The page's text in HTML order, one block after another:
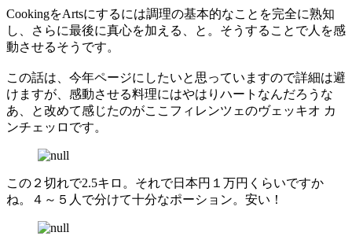
CookingをArtsにするには調理の基本的なことを完全に熟知
し、さらに最後に真心を加える、と。そうすることで人を感
動させるそうです。
この話は、今年ページにしたいと思っていますので詳細は避
けますが、感動させる料理にはやはりハートなんだろうな
あ、と改めて感じたのがここフィレンツェのヴェッキオ カ
ンチェッロです。
この２切れで2.5キロ。それで日本円１万円くらいですか
ね。４～５人で分けて十分なポーション。安い！